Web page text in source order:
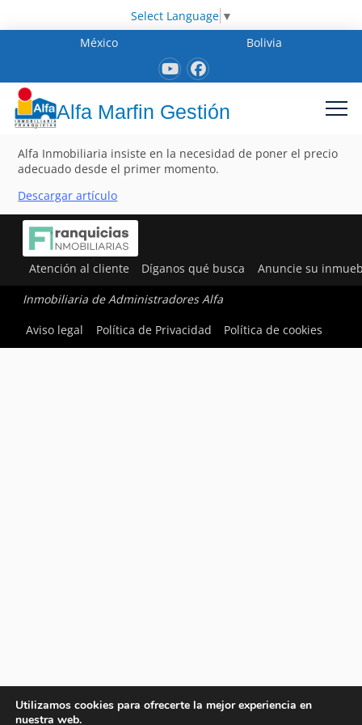
Select Language ▼
México
Bolivia
Alfa Marfin Gestión
Alfa Inmobiliaria insiste en la necesidad de poner el precio
adecuado desde el primer momento.
Descargar artículo
Atención al cliente Díganos qué busca Anuncie su
Inmobiliaria de Administradores Alfa
Aviso legal
Política de Privacidad Política de cookies
Utilizamos cookies para ofrecerte la mejor experiencia en
nuestra web.